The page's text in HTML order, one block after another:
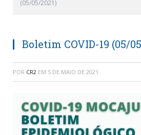
(05/05/2021)
Boletim COVID-19 (05/
POR CR2 EM 5 DE MAIO DE 2021